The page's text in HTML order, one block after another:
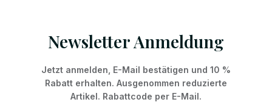
Newsletter Anmeldung
Jetzt anmelden, E-Mail bestätigen und 10 %
Rabatt erhalten. Ausgenommen reduzierte
Artikel. Rabattcode per E-Mail.